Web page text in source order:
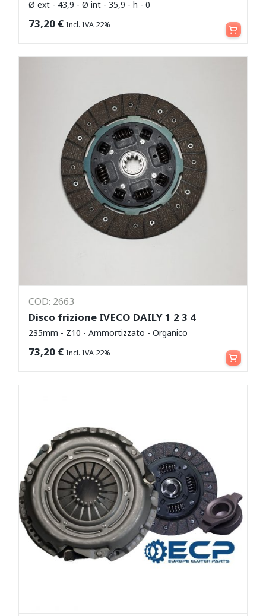
Ø ext - 43,9 - Ø int - 35,9 - h - 0
73,20 € Incl. IVA 22% Aggiungi al carrello
COD: 2663
Disco frizione IVECO DAILY 1 2 3 4
235mm - Z10 - Ammortizzato - Organico
73,20 € Incl. IVA 22% Aggiungi al carrello